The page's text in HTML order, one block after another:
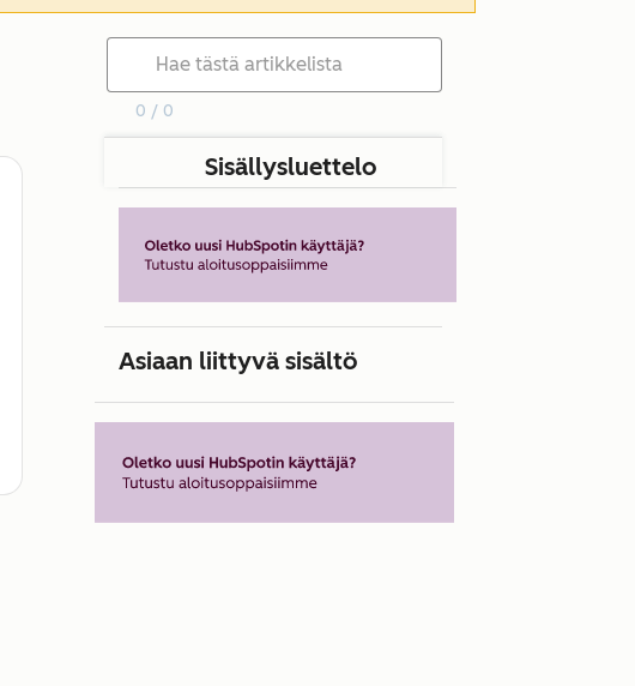
0 / 0
Sisällysluettelo
Asiaan liittyvä sisältö